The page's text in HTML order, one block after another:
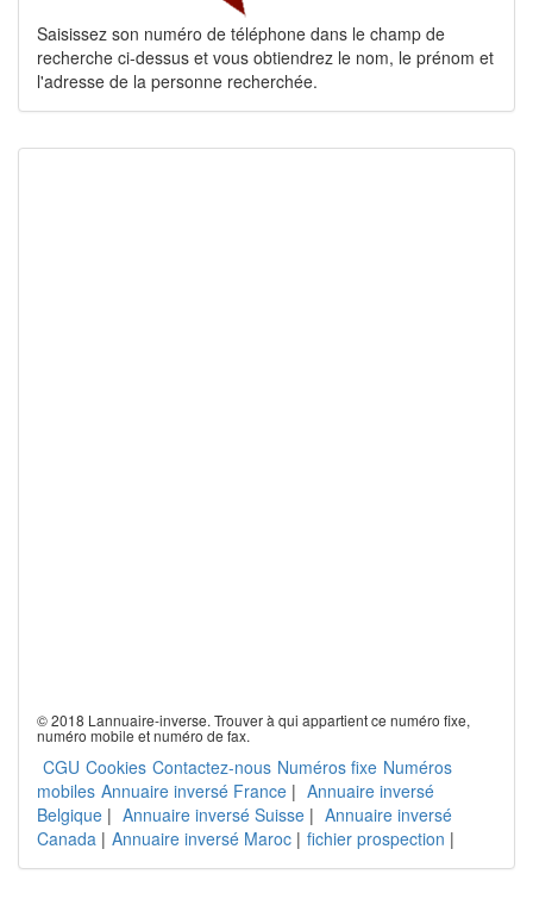
Saisissez son numéro de téléphone dans le champ de
recherche ci-dessus et vous obtiendrez le nom, le prénom et
l'adresse de la personne recherchée.
© 2018 Lannuaire-inverse. Trouver à qui appartient ce numéro fixe,
numéro mobile et numéro de fax.
CGU Cookies Contactez-nous Numéros fixe Numéros
mobiles Annuaire inversé France | Annuaire inversé
Belgique | Annuaire inversé Suisse | Annuaire inversé
Canada | Annuaire inversé Maroc | fichier prospection |